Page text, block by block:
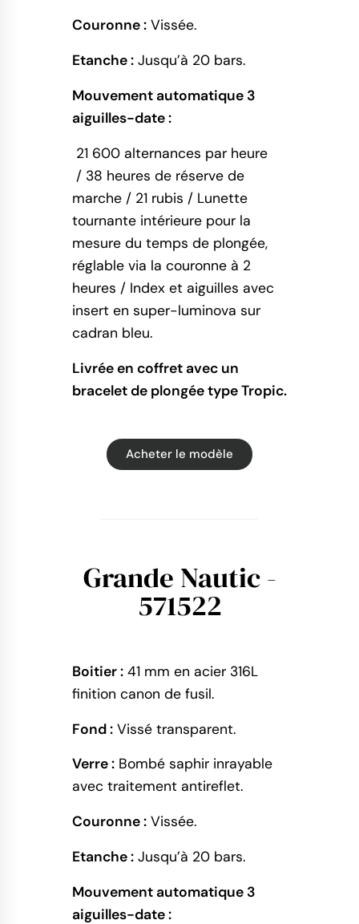
Couronne : Vissée.
Etanche : Jusqu’à 20 bars.
Mouvement automatique 3
aiguilles-date :
21 600 alternances par heure
/ 38 heures de réserve de
marche / 21 rubis / Lunette
tournante intérieure pour la
mesure du temps de plongée,
réglable via la couronne à 2
heures / Index et aiguilles avec
insert en super-luminova sur
cadran bleu.
Livrée en coffret avec un
bracelet de plongée type Tropic.
Acheter le modèle
Grande Nautic -
571522
Boitier : 41 mm en acier 316L
finition canon de fusil.
Fond : Vissé transparent.
Verre : Bombé saphir inrayable
avec traitement antireflet.
Couronne : Vissée.
Etanche : Jusqu’à 20 bars.
Mouvement automatique 3
aiguilles-date :